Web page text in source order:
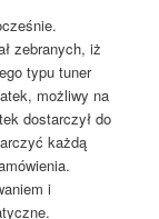
zebranych, iż
typu tuner
możliwy na
dostarczył do
każdą
i